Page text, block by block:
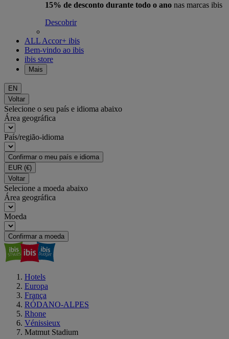
15% de desconto durante todo o ano nas marcas ibis
Descobrir
ALL Accor+ ibis
Bem-vindo ao ibis
ibis store
Mais
EN
Voltar
Selecione o seu país e idioma abaixo
Área geográfica
País/região-idioma
Confirmar o meu país e idioma
EUR (€)
Voltar
Selecione a moeda abaixo
Área geográfica
Moeda
Confirmar a moeda
Hotels
Europa
França
RÓDANO-ALPES
Rhone
Vénissieux
Matmut Stadium